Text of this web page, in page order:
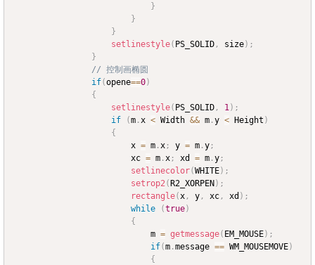
}
}
}
setlinestyle( PS_SOLID , size) ;
}
// 控制画椭圆
if(opene==0)
{
setlinestyle( PS_SOLID , 1) ;
if
(m .x < Width && m .y < Height )
{
						x
= m .x ; y = m .y ;
						xc
= m .x ; xd = m .y ;
setlinecolor(WHITE) ;
setrop2( R2_XORPEN ) ;
rectangle(x , y , xc , xd ) ;
while
(true)
{
							m
= getmessage( EM_MOUSE) ;
if(m .message == WM_MOUSEMOVE)
{